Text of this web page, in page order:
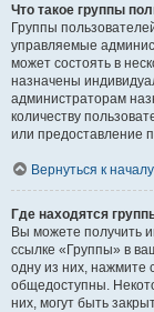
Что такое группы
Группы
управляемые
может состоять в
назначены
администраторам
количеству
или предоставление
Вернуться к началу
Где находятся
Вы можете получить
ссылке «Группы» в
одну из них, нажмите
общедоступны.
них, могут быть